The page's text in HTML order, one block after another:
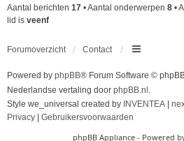
Aantal berichten 17 • Aantal onderwerpen 8 •
lid is veenf
Forumoverzicht Contact
Powered by phpBB® Forum Software ©
Nederlandse vertaling door phpBB.nl .
Style we_universal created by INVENTEA
Privacy
Gebruikersvoorwaarden
phpBB Appliance - Powered